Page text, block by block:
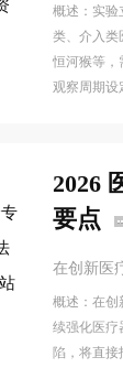
概述：实验
类、介入类
恒河猴等，
观察周期设
2026
要点
在创新医
概述：在创
续强化医疗
陷，将直